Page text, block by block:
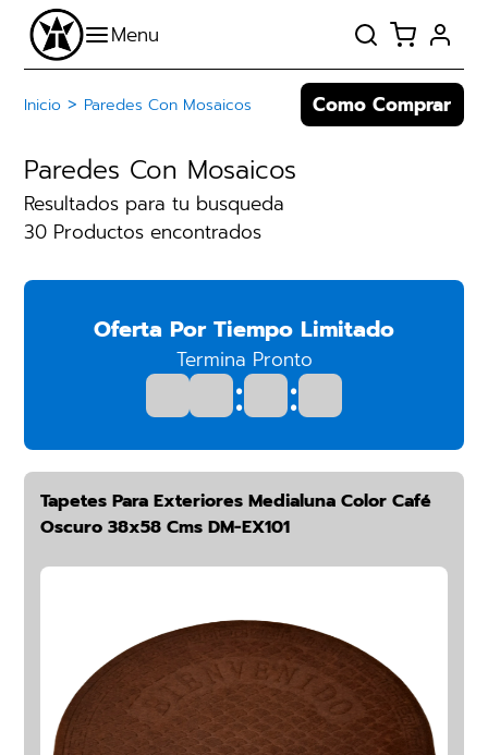
Inicio > Paredes Con Mosaicos Como Comprar
Paredes Con Mosaicos
Resultados para tu busqueda
30 Productos encontrados
Oferta Por Tiempo Limitado
Termina Pronto
: :
Tapetes Para Exteriores Medialuna Color Café
Oscuro 38x58 Cms DM-EX101